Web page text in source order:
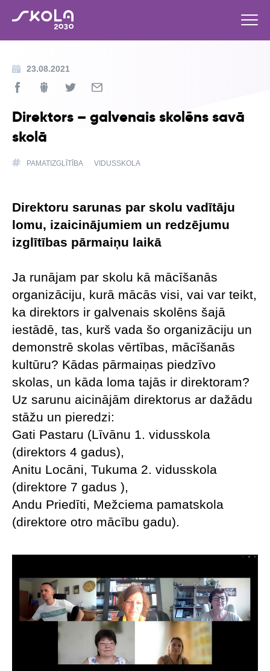
23.08.2021
Direktors – galvenais skolēns savā
skolā
PAMATIZGLĪTĪBA VIDUSSKOLA
Direktoru sarunas par skolu vadītāju
lomu, izaicinājumiem un redzējumu
izglītības pārmaiņu laikā
Ja runājam par skolu kā mācīšanās
organizāciju, kurā mācās visi, vai var teikt,
ka direktors ir galvenais skolēns šajā
iestādē, tas, kurš vada šo organizāciju un
demonstrē skolas vērtības, mācīšanās
kultūru? Kādas pārmaiņas piedzīvo
skolas, un kāda loma tajās ir direktoram?
Uz sarunu aicinājām direktorus ar dažādu
stāžu un pieredzi:
Gati Pastaru (Līvānu 1. vidusskola
(direktors 4 gadus),
Anitu Locāni, Tukuma 2. vidusskola
(direktore 7 gadus ),
Andu Priedīti, Mežciema pamatskola
(direktore otro mācību gadu).